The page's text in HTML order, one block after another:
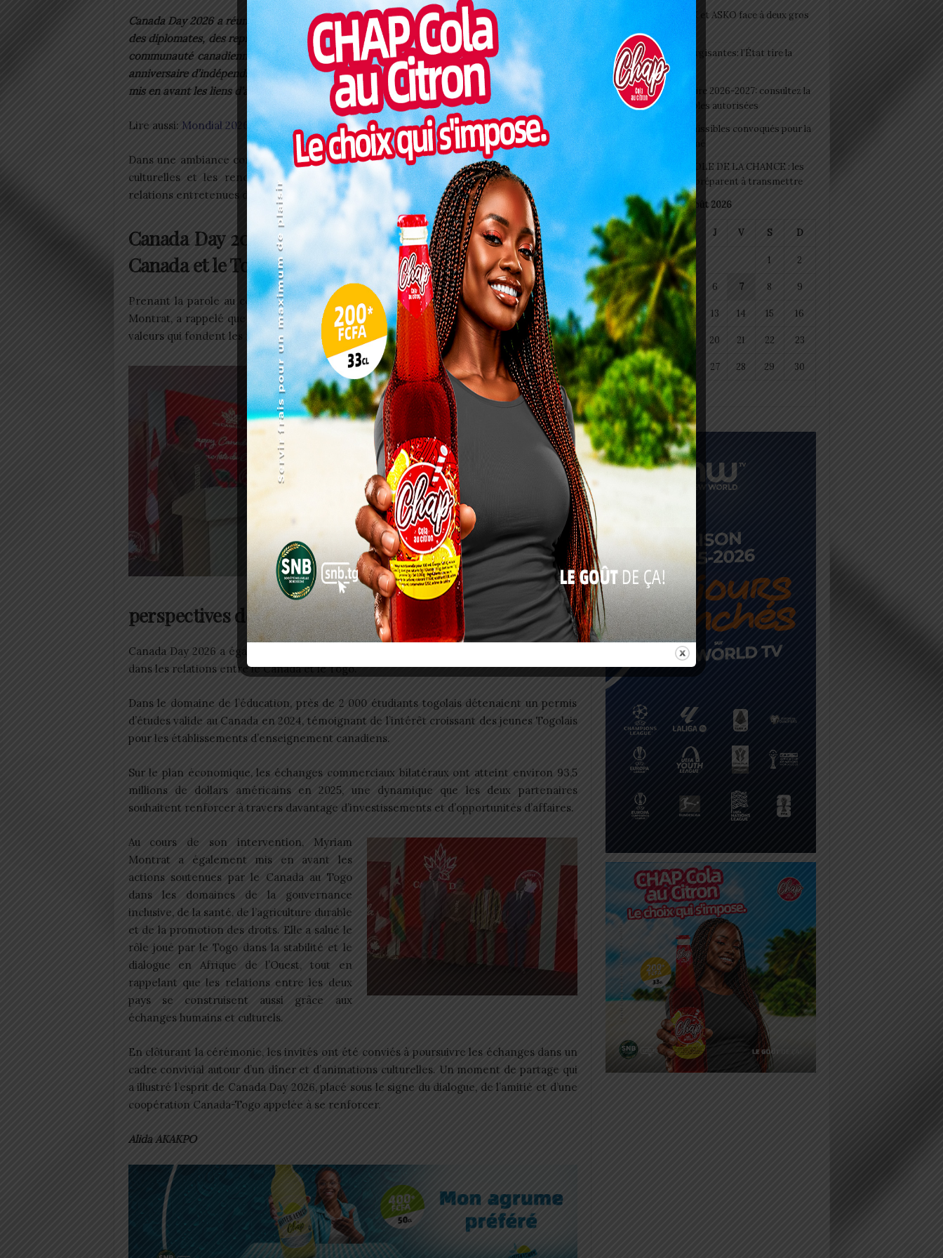
Canada Day 2026 a réuni ce lundi, 6 juillet à Lomé des membres du gouvernement togolais,
des diplomates, des représentants d’organisations internationales, du secteur privé et de la
communauté canadienne autour de la célébration de la fête nationale du Canada (159 ème
anniversaire d’indépendance). Cette première édition organisée dans la capitale togolaise a
mis en avant les liens d’amitié et de coopération qui unissent les deux pays.
Lire aussi: Mondial 2026: New World TV et la FIFA affûtent les diffuseurs africains
Dans une ambiance conviviale rythmée par les échanges diplomatiques, les prestations
culturelles et les rencontres entre invités, la célébration a offert une vitrine aux
relations entretenues depuis plusieurs années entre Ottawa et Lomé.
Canada Day 2026 met à l’honneur les relations entre le
Canada et le Togo
Prenant la parole au cours de la cérémonie, la Haute-commissaire du Canada, Myriam
Montrat, a rappelé que cette célébration était aussi l’occasion de mettre en lumière les
valeurs qui fondent les relations entre les deux pays.
« Aujourd’hui, je suis fière de dire que la relation entre le
Canada et le Togo continue de se renforcer et de s’élargir »,
a-t-elle déclaré.
Selon la diplomate, cette coopération repose sur le respect
mutuel et un engagement partagé en faveur du
développement durable, de la prospérité économique et du
rapprochement entre les peuples. Elle a également souligné
que les deux pays collaborent dans plusieurs domaines,
commerce, l’investissement, la gouvernance,
l’égalité des genres ainsi que la paix et la sécurité régionale.
Canada Day 2026 met en lumière des
perspectives de coopération
Canada Day 2026 a également permis de mettre en avant les résultats déjà enregistrés
dans les relations entre le Canada et le Togo.
Dans le domaine de l’éducation, près de 2 000 étudiants togolais détenaient un permis
d’études valide au Canada en 2024, témoignant de l’intérêt croissant des jeunes Togolais
pour les établissements d’enseignement canadiens.
Sur le plan économique, les échanges commerciaux bilatéraux ont atteint environ 93,5
millions de dollars américains en 2025, une dynamique que les deux partenaires
souhaitent renforcer à travers davantage d’investissements et d’opportunités d’affaires.
Au cours de son intervention, Myriam
Montrat a également mis en avant les
actions soutenues par le Canada au Togo
dans les domaines de la gouvernance
inclusive, de la santé, de l’agriculture durable
et de la promotion des droits. Elle a salué le
rôle joué par le Togo dans la stabilité et le
dialogue en Afrique de l’Ouest, tout en
rappelant que les relations entre les deux
pays se construisent aussi grâce aux
échanges humains et culturels.
En clôturant la cérémonie, les invités ont été conviés à poursuivre les échanges dans un
cadre convivial autour d’un dîner et d’animations culturelles. Un moment de partage qui
a illustré l’esprit de Canada Day 2026, placé sous le signe du dialogue, de l’amitié et d’une
coopération Canada-Togo appelée à se renforcer.
Alida AKAKPO
Interclubs CAF: ASCK et ASKO face à deux gros
morceaux
Togo/ Boissons énergisantes: l’État tire la
sonnette d’alarme
Togo/ Rentrée scolaire 2026-2027: consultez la
liste officielle des écoles autorisées
ESSAL 2026 : les admissibles convoqués pour la
visite médicale à Lomé
SWEDD+ Togo / ECOLE DE LA CHANCE : les
maitres-artisans se préparent à transmettre
août 2026
L M M J V S D
1 2
3 4 5 6 7 8 9
10 11 12 13 14 15 16
17 18 20 21 22 23
24 25 26 27 28 29 30
31
« Juil